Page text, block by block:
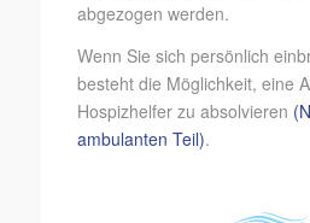
abgezogen werden.
Wenn Sie sich persönlich
besteht die Möglichkeit, eine
Hospizhelfer zu absolvieren
ambulanten Teil).